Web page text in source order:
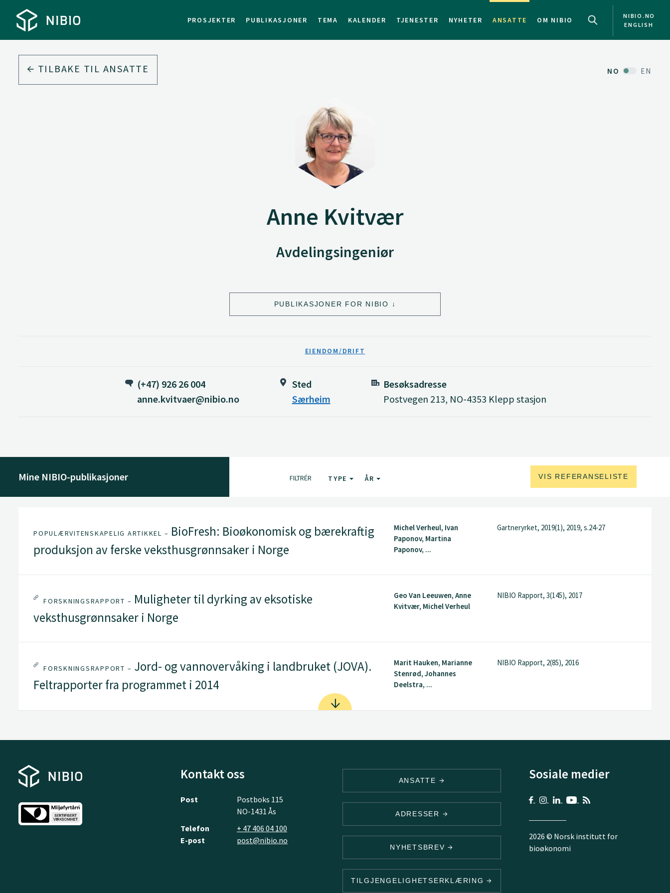
PROSJEKTER PUBLIKASJONER TEMA KALENDER TJENESTER NYHETER ANSATTE OM NIBIO
NIBIO.NO
ENGLISH
TILBAKE TIL ANSATTE NO EN
Anne Kvitvær
Avdelingsingeniør
PUBLIKASJONER FOR NIBIO
EIENDOM/DRIFT
(+47) 926 26 004
anne.kvitvaer@nibio.no
Sted
Særheim
Besøksadresse
Postvegen 213, NO-4353 Klepp stasjon
Mine NIBIO-publikasjoner FILTRÉR TYPE ÅR VIS REFERANSELISTE
POPULÆRVITENSKAPELIG ARTIKKEL – BioFresh: Bioøkonomisk og bærekraftig
produksjon av ferske veksthusgrønnsaker i Norge
Michel Verheul, Ivan
Paponov, Martina
Paponov, ...
Gartneryrket, 2019(1), 2019, s.24-27
FORSKNINGSRAPPORT – Muligheter til dyrking av eksotiske
veksthusgrønnsaker i Norge
Geo Van Leeuwen, Anne
Kvitvær, Michel Verheul
NIBIO Rapport, 3(145), 2017
FORSKNINGSRAPPORT – Jord- og vannovervåking i landbruket (JOVA).
Feltrapporter fra programmet i 2014
Marit Hauken, Marianne
Stenrød, Johannes
Deelstra, ...
NIBIO Rapport, 2(85), 2016
Kontakt oss
Post
Postboks 115
NO-1431 Ås
Telefon
+ 47 406 04 100
E-post
post@nibio.no
ANSATTE
ADRESSER
NYHETSBREV
TILGJENGELIGHETSERKLÆRING
Sosiale medier
2026 © Norsk institutt for
bioøkonomi